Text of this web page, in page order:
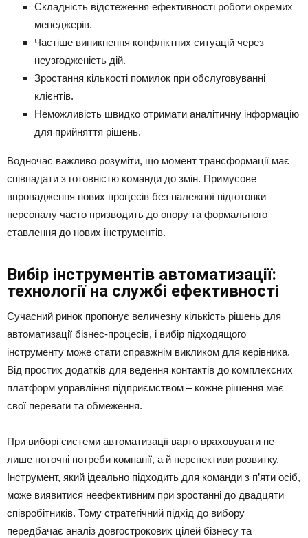
Складність відстеження ефективності роботи окремих
менеджерів.
Частіше виникнення конфліктних ситуацій через
неузгодженість дій.
Зростання кількості помилок при обслуговуванні
клієнтів.
Неможливість швидко отримати аналітичну інформацію
для прийняття рішень.
Водночас важливо розуміти, що момент трансформації має
співпадати з готовністю команди до змін. Примусове
впровадження нових процесів без належної підготовки
персоналу часто призводить до опору та формального
ставлення до нових інструментів.
Вибір інструментів автоматизації:
технології на службі ефективності
Сучасний ринок пропонує величезну кількість рішень для
автоматизації бізнес-процесів, і вибір підходящого
інструменту може стати справжнім викликом для керівника.
Від простих додатків для ведення контактів до комплексних
платформ управління підприємством – кожне рішення має
свої переваги та обмеження.
При виборі системи автоматизації варто враховувати не
лише поточні потреби компанії, а й перспективи розвитку.
Інструмент, який ідеально підходить для команди з п’яти осіб,
може виявитися неефективним при зростанні до двадцяти
співробітників. Тому стратегічний підхід до вибору
передбачає аналіз довгострокових цілей бізнесу та